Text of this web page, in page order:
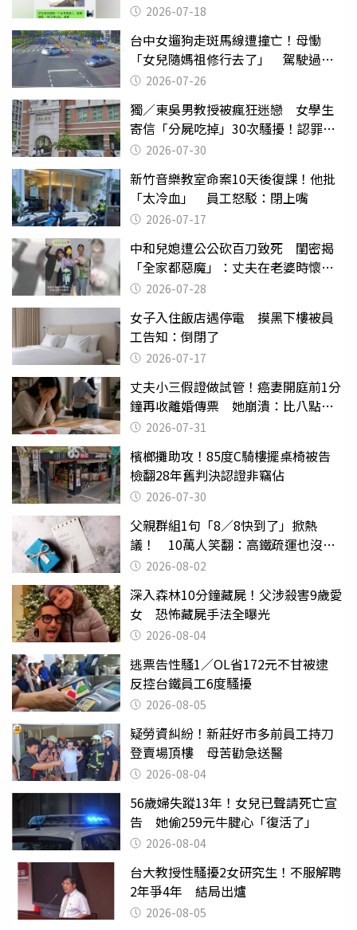
2026-07-18
台中女遛狗走斑馬線遭撞亡！母慟
「女兒隨媽祖修行去了」 駕駛過失
致死判9月
2026-07-26
獨／東吳男教授被瘋狂迷戀 女學生
寄信「分屍吃掉」30次騷擾！認罪免
關 2026-07-30
新竹音樂教室命案10天後復課！他批
「太冷血」 員工怒駁：閉上嘴
2026-07-17
中和兒媳遭公公砍百刀致死 閨密揭
「全家都惡魔」：丈夫在老婆時懷孕
摔東西
2026-07-28
女子入住飯店遇停電 摸黑下樓被員
工告知：倒閉了
2026-07-17
丈夫小三假證做試管！癌妻開庭前1分
鐘再收離婚傳票 她崩潰：比八點檔
還扯2026-07-31
檳榔攤助攻！85度C騎樓擺桌椅被告
檢翻28年舊判決認證非竊佔
2026-07-30
父親群組1句「8／8快到了」掀熱
議！ 10萬人笑翻：高鐵疏運也沒列
父親節
2026-08-02
深入森林10分鐘藏屍！父涉殺害9歲愛
女 恐怖藏屍手法全曝光
2026-08-04
逃票告性騷1／OL省172元不甘被逮
反控台鐵員工6度騷擾
2026-08-05
疑勞資糾紛！新莊好市多前員工持刀
登賣場頂樓 母苦勸急送醫
2026-08-04
56歲婦失蹤13年！女兒已聲請死亡宣
告 她偷259元牛腱心「復活了」
2026-08-04
台大教授性騷擾2女研究生！不服解聘
2年爭4年 結局出爐
2026-08-05